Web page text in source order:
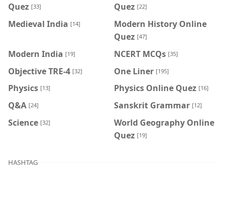
Quez [33]
Quez [22]
Medieval India [14]
Modern History Online
Quez [47]
Modern India [19] NCERT MCQs [35]
Objective TRE-4 [32] One Liner [195]
Physics [13] Physics Online Quez [16]
Q&A [24] Sanskrit Grammar [12]
Science [32]
World Geography Online
Quez [19]
HASHTAG